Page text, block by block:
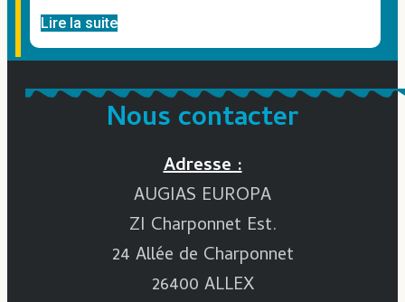
Lire la suite
Nous contacter
Adresse :
AUGIAS EUROPA
ZI Charponnet Est.
24 Allée de Charponnet
26400 ALLEX